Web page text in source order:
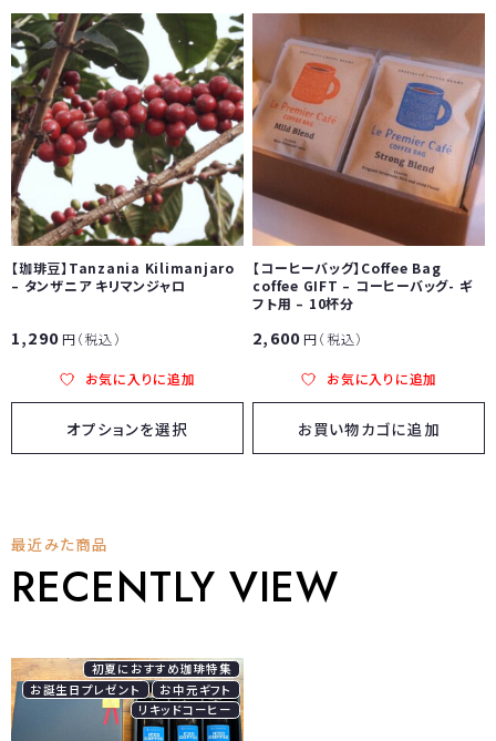
【珈琲豆】Tanzania Kilimanjaro
– タンザニア キリマンジャロ
1,290 円（税込）
お気に入りに追加
オプションを選択
こ
は
数
の
ー
シ
ョ
ン
が
【コーヒーバッグ】Coffee Bag
coffee GIFT – コーヒーバッグ- ギ
フト用 – 10杯分
2,600 円（税込）
お気に入りに追加
お買い物カゴに追加
最近みた商品
RECENTLY VIEW
初夏におすすめ珈琲特集
お誕生日プレゼント
お中元ギフト
リキッドコーヒー